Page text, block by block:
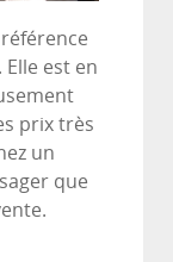
est en
prix très
un
que